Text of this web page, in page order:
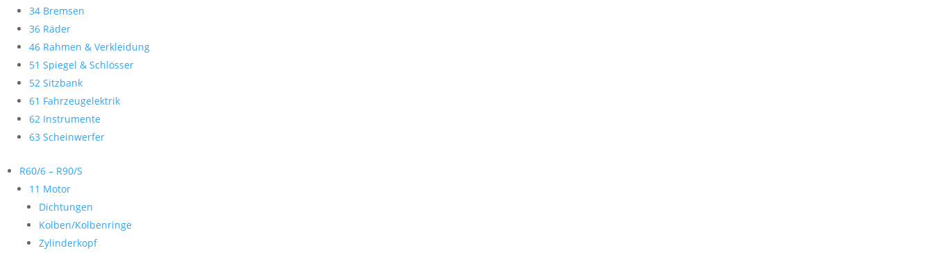
34 Bremsen
36 Räder
46 Rahmen & Verkleidung
51 Spiegel & Schlösser
52 Sitzbank
61 Fahrzeugelektrik
62 Instrumente
63 Scheinwerfer
R60/6 – R90/S
11 Motor
Dichtungen
Kolben/Kolbenringe
Zylinderkopf